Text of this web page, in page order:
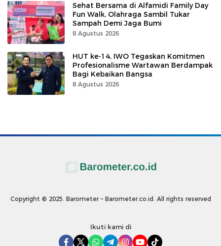
Sehat Bersama di Alfamidi Family Day
Fun Walk, Olahraga Sambil Tukar
Sampah Demi Jaga Bumi
8 Agustus 2026
HUT ke-14, IWO Tegaskan Komitmen
Profesionalisme Wartawan Berdampak
Bagi Kebaikan Bangsa
8 Agustus 2026
Copyright © 2025. Barometer – Barometer.co.id. All rights reserved
Ikuti kami di